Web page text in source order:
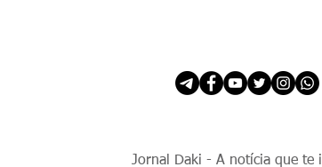
Jornal Daki - A notícia que te